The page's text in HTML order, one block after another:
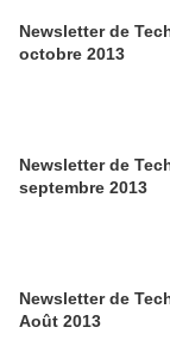
Newsletter de
octobre 2013
Newsletter de
septembre 2013
Newsletter de
Août 2013